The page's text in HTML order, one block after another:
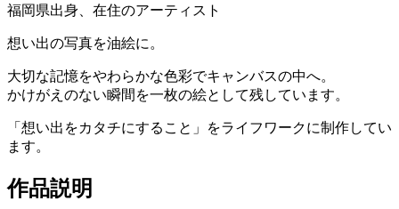
福岡県出身、在住のアーティスト
想い出の写真を油絵に。
大切な記憶をやわらかな色彩でキャンバスの中へ。
かけがえのない瞬間を一枚の絵として残しています。
「想い出をカタチにすること」をライフワークに制作してい
ます。
作品説明